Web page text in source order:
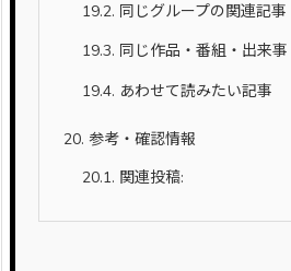
19.2. 同じグループの関連記事
19.3. 同じ作品・番組・出来事
19.4. あわせて読みたい記事
20. 参考・確認情報
20.1. 関連投稿: